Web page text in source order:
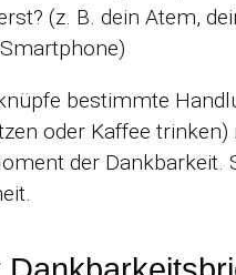
(z. B. dein Atem,
bestimmte
oder Kaffee
der Dankbarkeit.